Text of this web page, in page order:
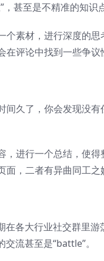
甚至是不精准的知识点
个素材，进行深度的
评论中找到一些争议
间久了，你会发现没
，进行一个总结，使
，二者有异曲同工之
在各大行业社交群里
流甚至是“battle”。